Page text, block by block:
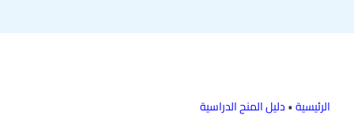
الرئيسية•دليل المنح الدراسية